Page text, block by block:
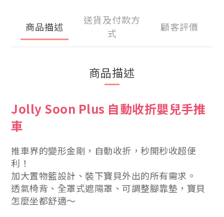
商品描述
送貨及付款方
式
顧客評價
商品描述
Jolly Soon Plus 自動收折嬰兒手推
車
推車界的變形金剛，自動收折，秒開秒收超便
利！
加大置物籃設計、裝下寶貝外出的所有需求。
透氣椅背、全罩式遮陽罩、可調整腳靠墊，寶貝
怎麼坐都舒適～